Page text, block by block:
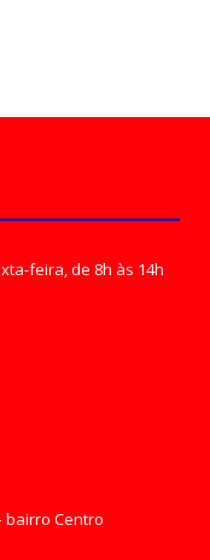
feira, de 8h às 14h
bairro Centro